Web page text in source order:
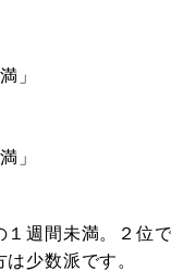
」
」
週間未満。２位
少数派です。